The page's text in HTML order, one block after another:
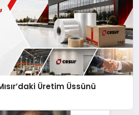
Üretim Üssünü